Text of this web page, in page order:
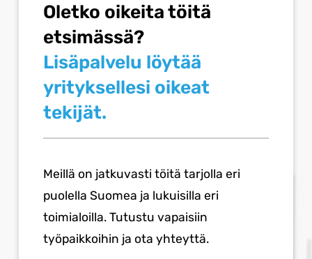
Oletko oikeita töitä
etsimässä?
Lisäpalvelu löytää
yrityksellesi oikeat
tekijät.
Meillä on jatkuvasti töitä tarjolla eri
puolella Suomea ja lukuisilla eri
toimialoilla. Tutustu vapaisiin
työpaikkoihin ja ota yhteyttä.